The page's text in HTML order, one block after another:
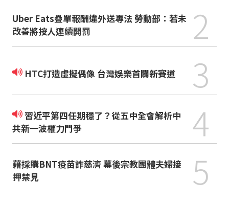
Uber Eats疊單報酬違外送專法 勞動部：若未
改善將按人連續開罰
2
HTC打造虛擬偶像 台灣娛樂首闢新賽道 3
習近平第四任期穩了？從五中全會解析中
共新一波權力鬥爭
4
藉採購BNT疫苗詐慈濟 幕後宗教團體夫婦接
押禁見
5